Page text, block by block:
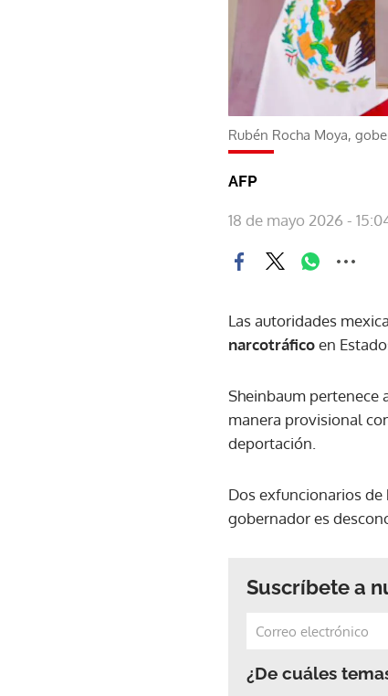
Rubén Rocha Moya,
AFP
18 de mayo 2026 -
Las autoridades
narcotráficoen
Sheinbaum pertenece
manera provisional
deportación.
Dos exfuncionarios de
gobernador es
Suscríbete a
¿De cuáles